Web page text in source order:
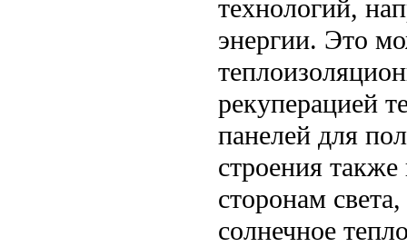
технологий,
энергии. Это
рекуперацией
панелей для
строения
сторонам
солнечное